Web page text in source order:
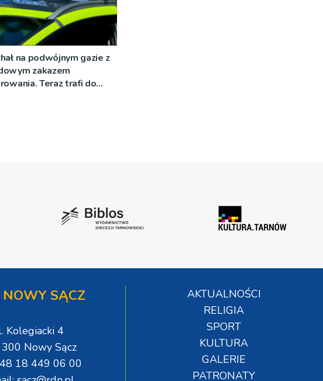
na podwójnym gazie z
zakazem
Teraz trafi do
NOWY SĄCZ
Kolegiacki 4
Nowy Sącz
18 449 06 00
AKTUALNOŚCI
RELIGIA
SPORT
KULTURA
GALERIE
PATRONATY